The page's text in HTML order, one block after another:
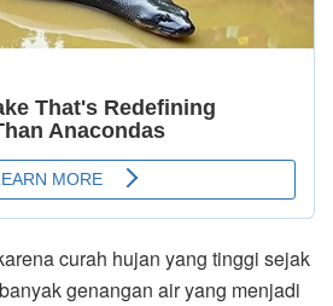
curah hujan yang tinggi sejak
genangan air yang menjadi